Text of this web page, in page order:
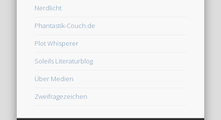
Nerdlicht
Phantastik-Couch.de
Plot Whisperer
Soleils Literaturblog
Über Medien
Zweifragezeichen